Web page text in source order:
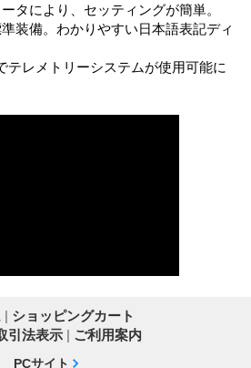
タにより、セッティングが簡単。
装備。わかりやすい日本語表記ディ
テレメトリーシステムが使用可能に
| ショッピングカート
引法表示 | ご利用案内
PCサイト